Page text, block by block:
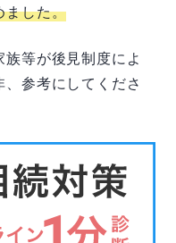
ました。
等が後見制度によ
参考にしてくださ